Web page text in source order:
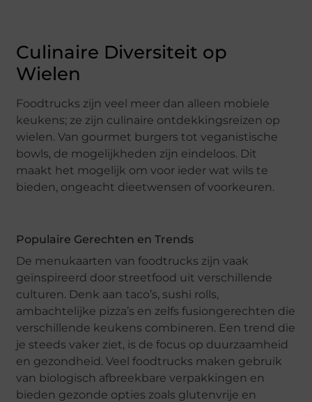
Culinaire Diversiteit op
Wielen
Foodtrucks zijn veel meer dan alleen mobiele
keukens; ze zijn culinaire ontdekkingsreizen op
wielen. Van gourmet burgers tot veganistische
bowls, de mogelijkheden zijn eindeloos. Dit
maakt het mogelijk om voor ieder wat wils te
bieden, ongeacht dieetwensen of voorkeuren.
Populaire Gerechten en Trends
De menukaarten van foodtrucks zijn vaak
geïnspireerd door streetfood uit verschillende
culturen. Denk aan taco’s, sushi rolls,
ambachtelijke pizza’s en zelfs fusiongerechten die
verschillende keukens combineren. Een trend die
je steeds vaker ziet, is de focus op duurzaamheid
en gezondheid. Veel foodtrucks maken gebruik
van biologisch afbreekbare verpakkingen en
bieden gezonde opties zoals glutenvrije en